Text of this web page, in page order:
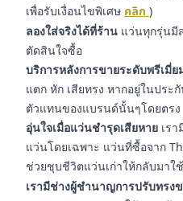
เพื่อรับเงื่อนไขพิเศษ คลิก )
ลองใส่จริงได้ที่ร้าน แว่นทุกรุ่นมี
ตัดสินใจซื้อ
บริการหลังการขายระดับพรีเมี่ย
แตก หัก เสียทรง หากอยู่ในประ
ตัวแทนของแบรนด์นั้นๆโดยตรง
อุ่นใจเมื่อแว่นชำรุดเสียหาย เร
แว่นโดยเฉพาะ แว่นที่ซื้อจาก
ช่วยชุบชีวิตแว่นเก่าให้กลับมาใ
เรามีช่างผู้ชำนาญการปรับทรง